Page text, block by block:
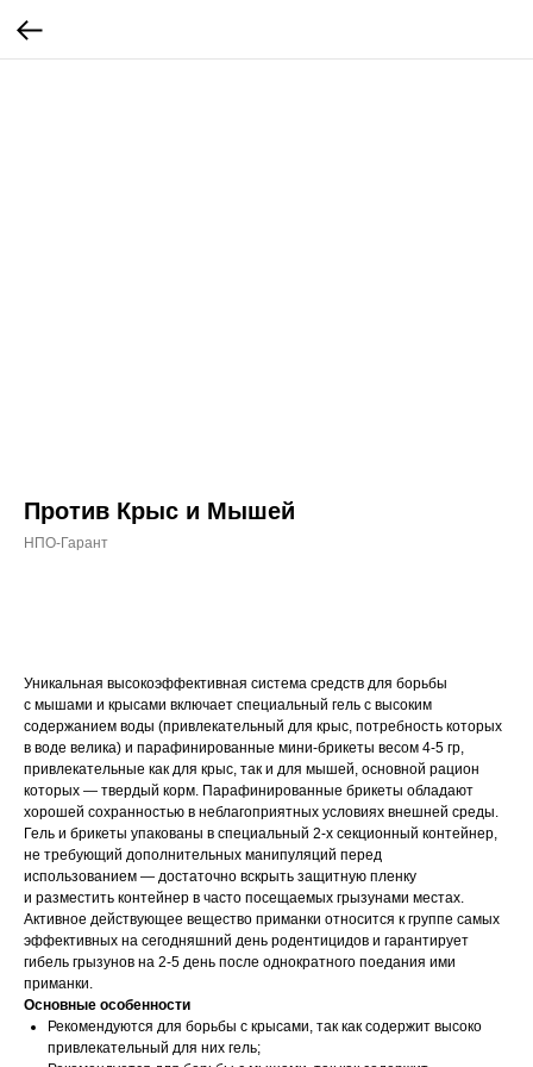
Против Крыс и Мышей
НПО-Гарант
Уникальная высокоэффективная система средств для борьбы
с мышами и крысами включает специальный гель с высоким
содержанием воды (привлекательный для крыс, потребность которых
в воде велика) и парафинированные мини-брикеты весом 4-5 гр,
привлекательные как для крыс, так и для мышей, основной рацион
которых — твердый корм. Парафинированные брикеты обладают
хорошей сохранностью в неблагоприятных условиях внешней среды.
Гель и брикеты упакованы в специальный 2-х секционный контейнер,
не требующий дополнительных манипуляций перед
использованием — достаточно вскрыть защитную пленку
и разместить контейнер в часто посещаемых грызунами местах.
Активное действующее вещество приманки относится к группе самых
эффективных на сегодняшний день родентицидов и гарантирует
гибель грызунов на 2-5 день после однократного поедания ими
приманки.
Основные особенности
Рекомендуются для борьбы с крысами, так как содержит высоко
привлекательный для них гель;